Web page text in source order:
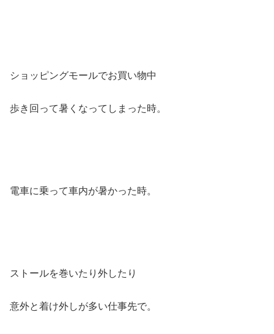
ショッピングモールでお買い物中
歩き回って暑くなってしまった時。
電車に乗って車内が暑かった時。
ストールを巻いたり外したり
意外と着け外しが多い仕事先で。